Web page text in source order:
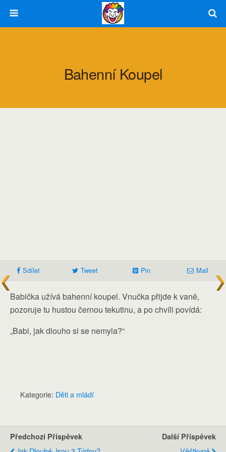
Bahenní Koupel
Sdílet Tweet Pin Mail
Babička užívá bahenní koupel. Vnučka přijde k vaně,
pozoruje tu hustou černou tekutinu, a po chvíli povídá:
„Babi, jak dlouho si se nemyla?“
Kategorie: Děti a mládí
Předchozí Příspěvek Další Příspěvek